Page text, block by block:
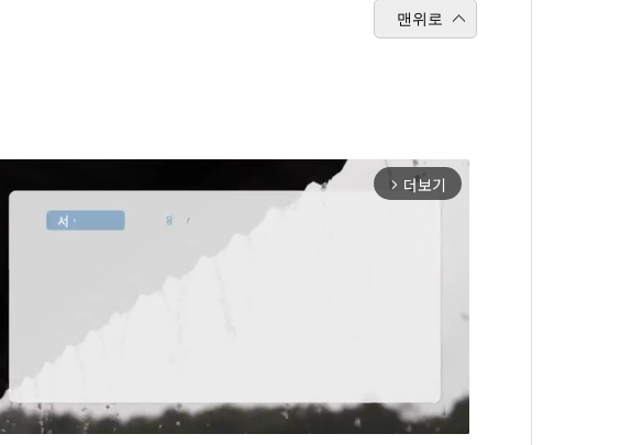
맨위로
arrow_forward_ios 더보기